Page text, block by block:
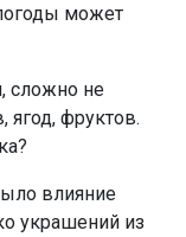
может
сложно не
ягод, фруктов.
влияние
украшений из